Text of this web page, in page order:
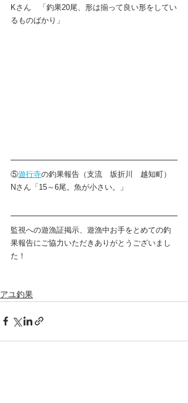
Kさん　「釣果20尾、形は揃って良い形をしてい
るものばかり」
⑤遊行寺の釣果報告（支流　坂折川　越知町）
Nさん「15～6尾。魚が小さい。」
監視への遊漁証掲示、遊漁中お手をとめての釣
果報告にご協力いただきありがとうございまし
た！
アユ釣果